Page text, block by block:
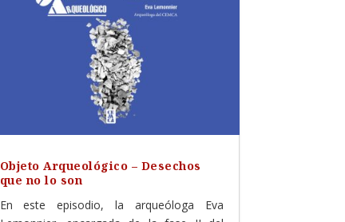
Objeto Arqueológico – Desechos
que no lo son
En este episodio, la arqueóloga Eva